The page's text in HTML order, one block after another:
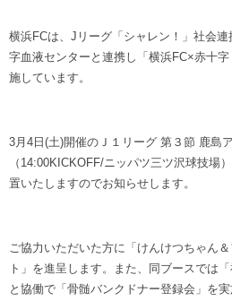
ヒストリー
サステナビリティ
横浜FCスポーツクラブ
ニッパツ横浜FCシーガルズ
学生インターンシップ
クラブメンバー
オリジナルビール
育成ビジョン
アカデミー選手
アカデミースタッフ
サッカースクール
チアスクール
パートナー
あしながドリーム基金
お問い合わせ
横浜FCは、Jリーグ「シャレン！」社会
字血液センターと連携し「横浜FC×赤十
施しています。
3月4日(土)開催のＪ１リーグ 第３節 鹿島
（14:00KICKOFF/ニッパツ三ツ沢球技場
置いたしますのでお知らせします。
ご協力いただいた方に「けんけつちゃん
ト」を進呈します。また、同ブースでは
と協働で「骨髄バンクドナー登録会」を